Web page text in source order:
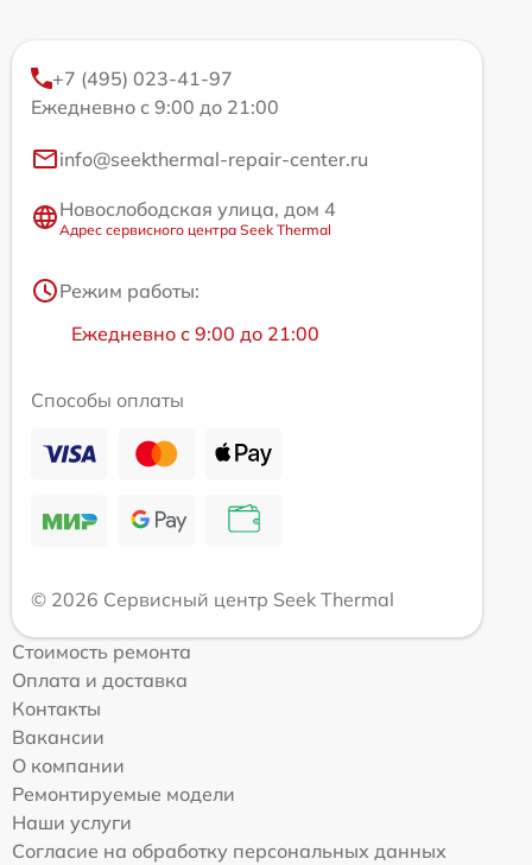
+7 (495) 023-41-97
Ежедневно с 9:00 до 21:00
info@seekthermal-repair-center.ru
Новослободская улица, дом 4
Адрес сервисного центра Seek Thermal
Режим работы:
Ежедневно с 9:00 до 21:00
Способы оплаты
© 2026 Сервисный центр Seek Thermal
Стоимость ремонта
Оплата и доставка
Контакты
Вакансии
О компании
Ремонтируемые модели
Наши услуги
Согласие на обработку персональных данных